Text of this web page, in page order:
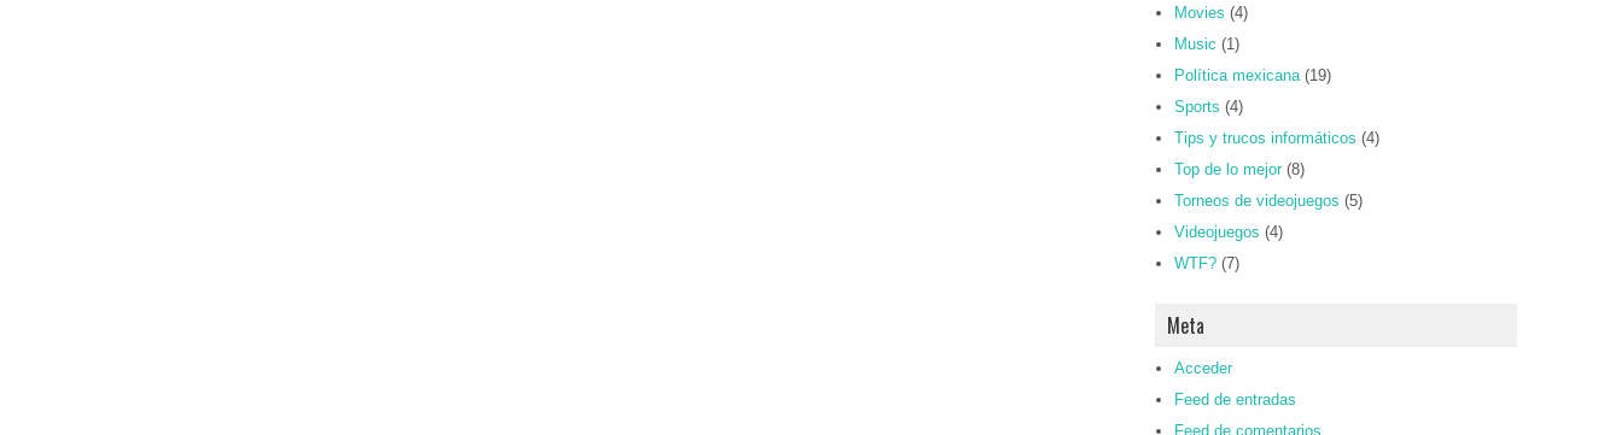
Movies (4)
Music (1)
Política mexicana(19)
Sports (4)
Tips y trucos informáticos (4)
Top de lo mejor (8)
Torneos de videojuegos (5)
Videojuegos (4)
WTF? (7)
Meta
Acceder
Feed de entradas
Feed de comentarios